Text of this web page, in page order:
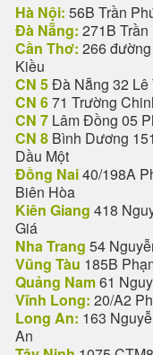
Hà Nội: 56B Trần
Đà Nẵng: 271B
Cần Thơ: 266
Kiều
CN 5Đà Nẵng 32 Lê
CN 671 Trường
CN 7 Lâm Đồng 05
CN 8 Bình Dương
Dầu Một
Đồng Nai40/198A
Biên Hòa
Kiên Giang 418
Giá
Nha Trang 54
Vũng Tàu 185B
Quảng Nam61
Vĩnh Long: 20/A2
Long An: 163
An